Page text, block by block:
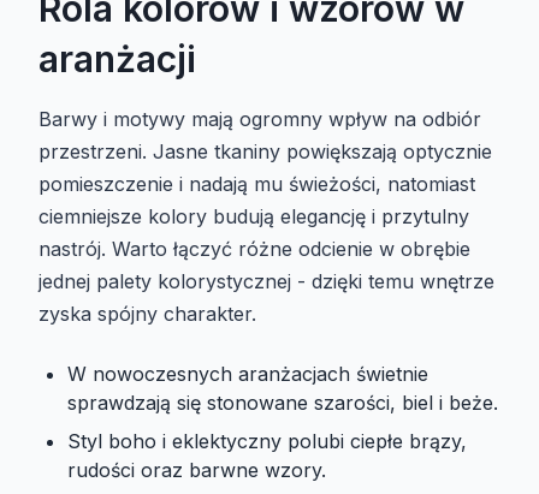
aranżacji
Barwy i motywy mają ogromny wpływ na odbiór
przestrzeni. Jasne tkaniny powiększają optycznie
pomieszczenie i nadają mu świeżości, natomiast
ciemniejsze kolory budują elegancję i przytulny
nastrój. Warto łączyć różne odcienie w obrębie
jednej palety kolorystycznej - dzięki temu wnętrze
zyska spójny charakter.
W nowoczesnych aranżacjach świetnie
sprawdzają się stonowane szarości, biel i beże.
Styl boho i eklektyczny polubi ciepłe brązy,
rudości oraz barwne wzory.